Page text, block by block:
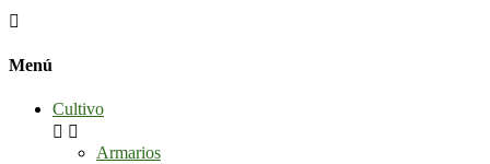

Menú
Cultivo
 
Armarios